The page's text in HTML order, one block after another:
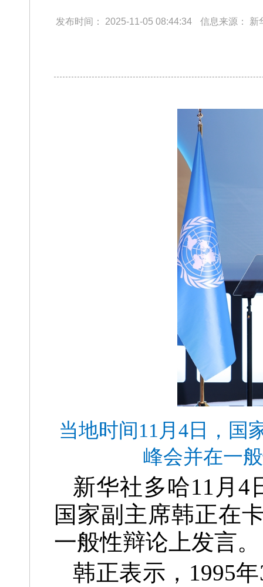
发布时间： 2025-11-05 08:44:34 信息来源： 新
当地时间11月4日，国
峰会并在一
新华社多哈11月
国家副主席韩正在
一般性辩论上发言。
韩正表示，1995